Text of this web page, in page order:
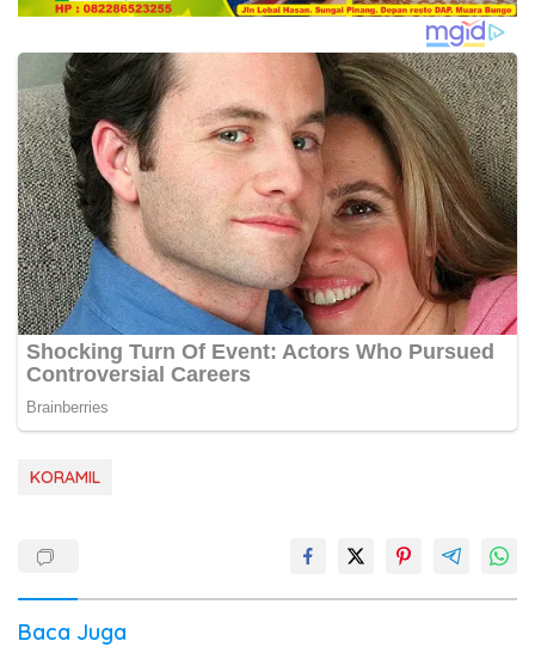
KORAMIL
Baca Juga